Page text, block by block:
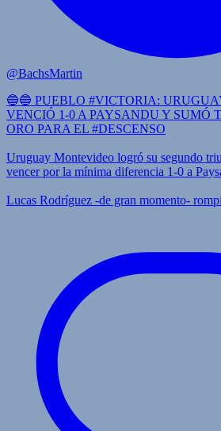
@BachsMartin
🔵🔵 PUEBLO #VICTORIA:
VENCIÓ 1-0 A PAYSANDU Y SUMÓ
ORO PARA EL #DESCENSO
Uruguay Montevideo logró su segundo
vencer por la mínima diferencia 1-0 a
Lucas Rodríguez -de gran momento-